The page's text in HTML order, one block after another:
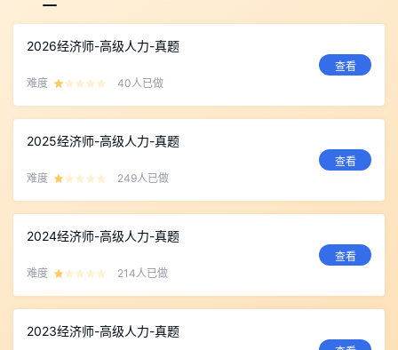
2026经济师-高级人力-真题
难度 40人已做
查看
2025经济师-高级人力-真题
难度 249人已做
查看
2024经济师-高级人力-真题
难度 214人已做
查看
2023经济师-高级人力-真题